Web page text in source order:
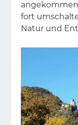
fort
Na­tur und